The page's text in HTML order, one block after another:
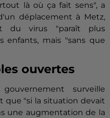
là où ça fait sens", a
déplacement à Metz,
du virus "paraît plus
enfants, mais "sans que
ouvertes
surveille
que "si la situation devait
une augmentation de la